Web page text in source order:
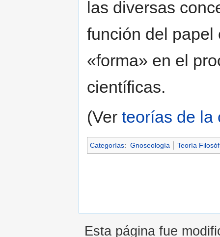
las diversas
función del papel
«forma» en el
científicas.
(Ver teorías de la
Categorías: Gnoseología Teoría
Esta página fue